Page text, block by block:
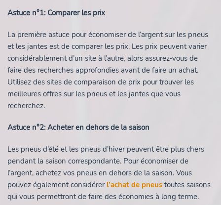
Astuce n°1: Comparer les prix
La première astuce pour économiser de l’argent sur les pneus
et les jantes est de comparer les prix. Les prix peuvent varier
considérablement d’un site à l’autre, alors assurez-vous de
faire des recherches approfondies avant de faire un achat.
Utilisez des sites de comparaison de prix pour trouver les
meilleures offres sur les pneus et les jantes que vous
recherchez.
Astuce n°2: Acheter en dehors de la saison
Les pneus d’été et les pneus d’hiver peuvent être plus chers
pendant la saison correspondante. Pour économiser de
l’argent, achetez vos pneus en dehors de la saison. Vous
pouvez également considérer l’achat de pneus toutes saisons
qui vous permettront de faire des économies à long terme.